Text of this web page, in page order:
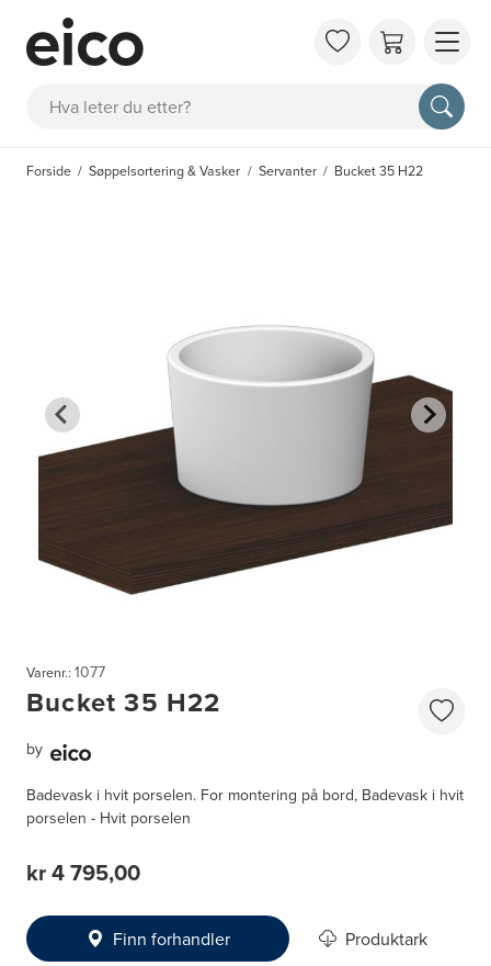
Søk
OM
FAQ
Forside Søppelsortering & Vasker Servanter Bucket 35 H22
Varenr.: 1077
Bucket 35 H22
by
Badevask i hvit porselen. For montering på bord, Badevask i hvit
porselen - Hvit porselen
kr 4 795,00
Finn forhandler Produktark